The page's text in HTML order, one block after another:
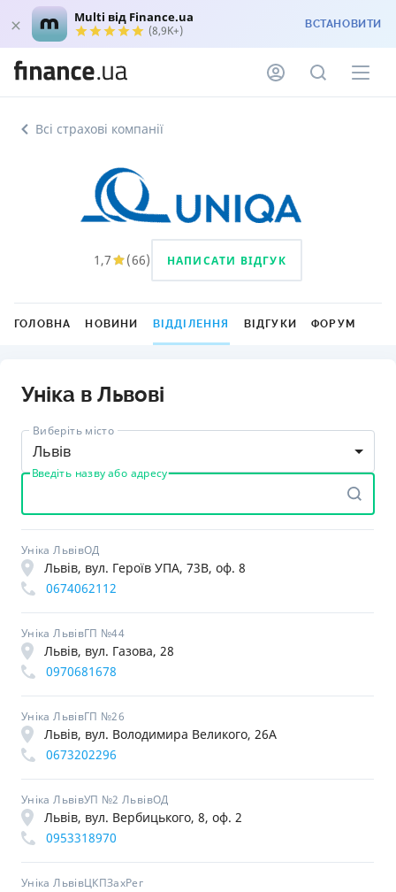
Multi від Finance.ua
(8,9K+) ВСТАНОВИТИ
Всі страхові компанії
1,7 (66) НАПИСАТИ ВІДГУК
ГОЛОВНА НОВИНИ ВІДДІЛЕННЯ ВІДГУКИ ФОРУМ
Уніка в Львові
Виберіть місто
Львів
Введіть назву або адресу
Уніка ЛьвівОД
Львів, вул. Героїв УПА, 73В, оф. 8
0674062112
Уніка ЛьвівГП №44
Львів, вул. Газова, 28
0970681678
Уніка ЛьвівГП №26
Львів, вул. Володимира Великого, 26А
0673202296
Уніка ЛьвівУП №2 ЛьвівОД
Львів, вул. Вербицького, 8, оф. 2
0953318970
Уніка ЛьвівЦКПЗахРег